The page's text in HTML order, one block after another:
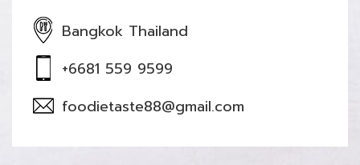
Bangkok Thailand
+6681 559 9599
foodietaste88@gmail.com